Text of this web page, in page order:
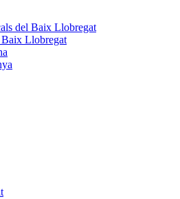
del Baix Llobregat
Llobregat